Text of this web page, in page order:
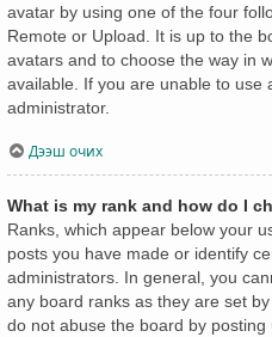
avatar by using one of the four
Remote or Upload. It is up to the
avatars and to choose the way in
available. If you are unable to use
administrator.
Дээш очих
What is my rank and how do I
Ranks, which appear below your
posts you have made or identify
administrators. In general, you
any board ranks as they are set
do not abuse the board by